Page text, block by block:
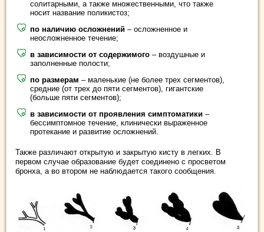
солитарными, а также множественными, что также
носит название поликистоз;
по наличию осложнений – осложненное и
неосложненное течение;
в зависимости от содержимого – воздушные и
заполненные полости;
по размерам – маленькие (не более трех сегментов),
средние (от трех до пяти сегментов), гигантские
(больше пяти сегментов);
в зависимости от проявления симптоматики –
бессимптомное течение, клинически выраженное
протекание и развитие осложнений.
Также различают открытую и закрытую кисту в легких. В
первом случае образование будет соединено с просветом
бронха, а во втором не наблюдается такого сообщения.